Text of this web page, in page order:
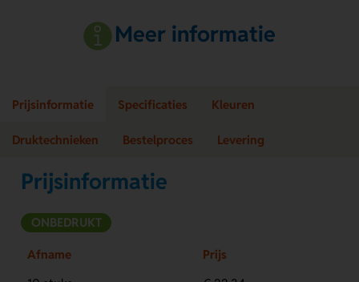
Meer informatie
Prijsinformatie Specificaties Kleuren
Druktechnieken Bestelproces Levering
Prijsinformatie
ONBEDRUKT
Afname
Prijs